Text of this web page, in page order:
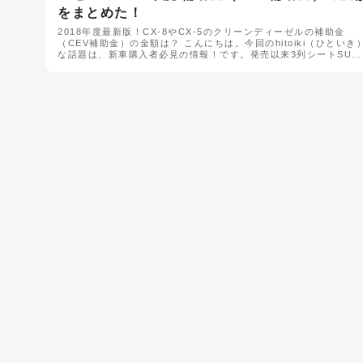
をまとめた！
2018年度最新版！CX-8やCX-5のクリーンディーゼルの補助金
（CEV補助金）の金額は？ こんにちは。今回のhitoiki（ひといき
な話題は、新車購入者必見の情報！です。発売以来3列シートSU…